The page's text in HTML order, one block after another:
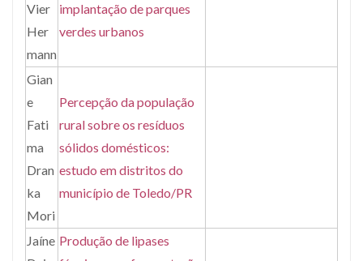
Vier
Her
mann
implantação de parques
verdes urbanos
Gian
e
Fati
ma
Dran
ka
Mori
Percepção da população
rural sobre os resíduos
sólidos domésticos:
estudo em distritos do
município de Toledo/PR
Jaíne Produção de lipases